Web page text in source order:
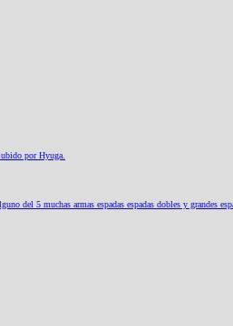
por Hyuga.
del 5 muchas armas espadas espadas dobles y grandes